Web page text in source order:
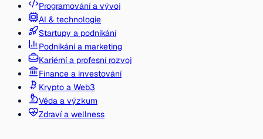
Programování a vývoj
AI & technologie
Startupy a podnikání
Podnikání a marketing
Kariérní a profesní rozvoj
Finance a investování
Krypto a Web3
Věda a výzkum
Zdraví a wellness